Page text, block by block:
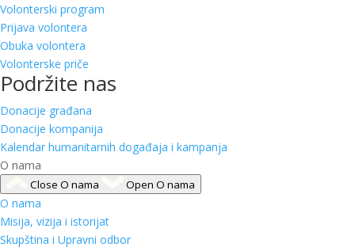
Volonterski program
Prijava volontera
Obuka volontera
Volonterske priče
Podržite nas
Donacije građana
Donacije kompanija
Kalendar humanitarnih događaja i kampanja
O nama
Close O nama Open O nama
O nama
Misija, vizija i istorijat
Skupština i Upravni odbor